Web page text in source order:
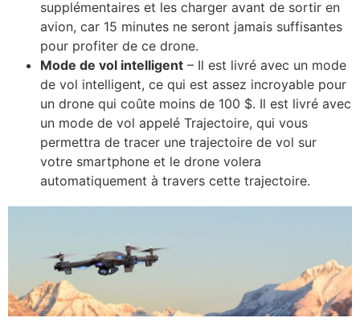
supplémentaires et les charger avant de sortir en
avion, car 15 minutes ne seront jamais suffisantes
pour profiter de ce drone.
Mode de vol intelligent – Il est livré avec un mode
de vol intelligent, ce qui est assez incroyable pour
un drone qui coûte moins de 100 $. Il est livré avec
un mode de vol appelé Trajectoire, qui vous
permettra de tracer une trajectoire de vol sur
votre smartphone et le drone volera
automatiquement à travers cette trajectoire.